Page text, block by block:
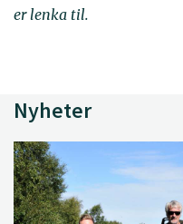
er lenka til.
Nyheter